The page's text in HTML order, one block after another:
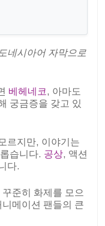
네시아어 자막으로
베헤네코, 아마도
궁금증을 갖고 있
르지만, 이야기는
습니다. 공상, 액션
다.
준히 화제를 모으
메이션 팬들의 큰